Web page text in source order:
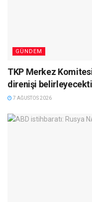
GÜNDEM
TKP Merkez
direnişi
7 AĞUSTOS 2026